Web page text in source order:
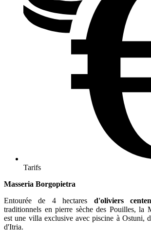
Tarifs
Masseria Borgopietra
Entourée de 4 hectares d'oliviers
traditionnels en pierre sèche des Pouilles, la
est une villa exclusive avec piscine à Ostuni,
d'Itria.